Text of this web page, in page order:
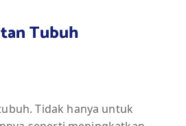
Tubuh
Tidak hanya untuk